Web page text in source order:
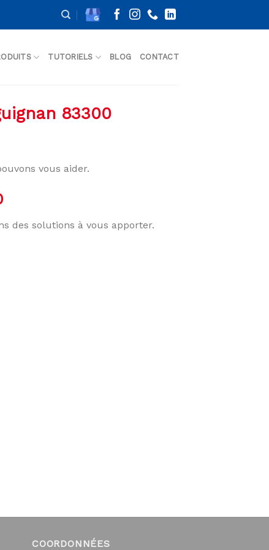
TUTORIELS BLOG CONTACT
83300
vous aider.
des solutions à vous apporter.
COORDONNÉES